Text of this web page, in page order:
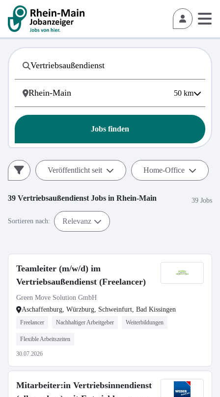
50 km
Jobs finden
Veröffentlicht seit Home-Office
39 Vertriebsaußendienst Jobs in Rhein-Main 39 Jobs
Sortieren nach: Relevanz
Teamleiter (m/w/d) im
Vertriebsaußendienst (Freelancer)
Green Move Solution GmbH
Aschaffenburg, Würzburg, Schweinfurt, Bad Kissingen
Freelancer Nachhaltiger Arbeitgeber Weiterbildungen
Flexible Arbeitszeiten
30.07.2026
Mitarbeiter:in Vertriebsinnendienst